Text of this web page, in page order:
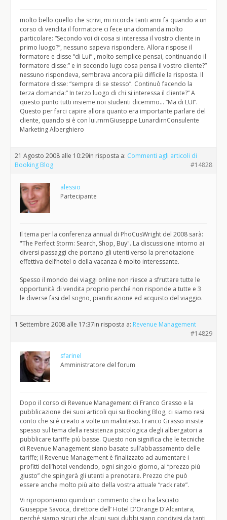
molto bello quello che scrivi, mi ricorda tanti anni fa quando a un
corso di vendita il formatore ci fece una domanda molto
particolare: “Secondo voi di cosa si interessa il vostro cliente in
primo luogo?”, nessuno sapeva rispondere. Allora rispose il
formatore e disse “di Lui” , molto semplice pensai, continuando il
formatore disse:” e in secondo lugo cosa pensa il vostro cliente?”
nessuno rispondeva, sembrava ancora più difficile la risposta. Il
formatore disse: “sempre di se stesso”. Continuò facendo la
terza domanda:” In terzo luogo di chi si interessa il cliente?” A
questo punto tutti insieme noi studenti dicemmo… “Ma di LUI”.
Questo per farci capire allora quanto era importante parlare del
cliente, quando si è con lui.rnrnGiuseppe LunardirnConsulente
Marketing Alberghiero
21 Agosto 2008 alle 10:29in risposta a: Commenti agli articoli di
Booking Blog
#14828
alessio
Partecipante
Il tema per la conferenza annual di PhoCusWright del 2008 sarà:
"The Perfect Storm: Search, Shop, Buy". La discussione intorno ai
diversi passaggi che portano gli utenti verso la prenotazione
effettiva dell’hotel o della vacanza è molto interessante.
Spesso il mondo dei viaggi online non riesce a sfruttare tutte le
opportunità di vendita proprio perché non risponde a tutte e 3
le diverse fasi del sogno, pianificazione ed acquisto del viaggio.
1 Settembre 2008 alle 17:37in risposta a: Revenue Management
#14829
sfarinel
Amministratore del forum
Dopo il corso di Revenue Management di Franco Grasso e la
pubblicazione dei suoi articoli qui su Booking Blog, ci siamo resi
conto che si è creato a volte un malinteso. Franco Grasso insiste
spesso sul tema della resistenza psicologica degli albergatori a
pubblicare tariffe più basse. Questo non significa che le tecniche
di Revenue Management siano basate sull’abbassamento delle
tariffe; il Revenue Management è finalizzato ad aumentare i
profitti dell’hotel vendendo, ogni singolo giorno, al “prezzo più
giusto” che spingerà gli utenti a prenotare. Prezzo che può
essere anche molto più alto della vostra attuale “rack rate”.
Vi riproponiamo quindi un commento che ci ha lasciato
Giuseppe Savoca, direttore dell’ Hotel D'Orange D'Alcantara,
perché siamo sicuri che alcuni suoi dubbi siano condivisi da tanti